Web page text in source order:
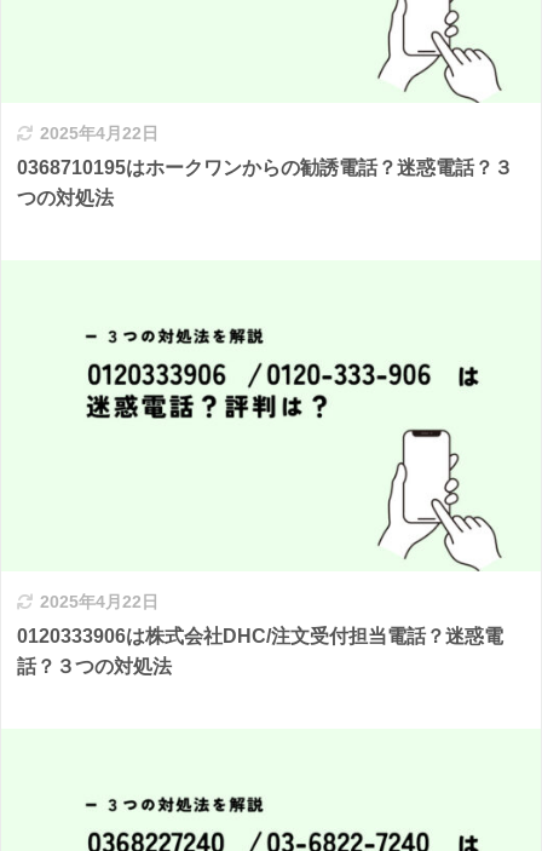
2025年4月22日
0368710195はホークワンからの勧誘電話？迷惑電話？３
つの対処法
2025年4月22日
0120333906は株式会社DHC/注文受付担当電話？迷惑電
話？３つの対処法